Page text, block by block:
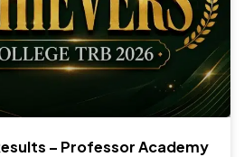
– Professor Academy